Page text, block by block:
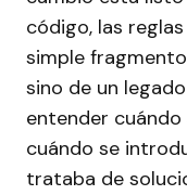
código, las
simple
sino de un
entender
cuándo se
trataba de